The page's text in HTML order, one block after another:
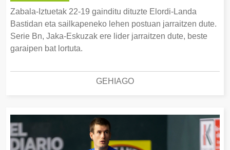
Zabala-Iztuetak 22-19 gainditu dituzte Elordi-Landa
Bastidan eta sailkapeneko lehen postuan jarraitzen dute.
Serie Bn, Jaka-Eskuzak ere lider jarraitzen dute, beste
garaipen bat lortuta.
GEHIAGO